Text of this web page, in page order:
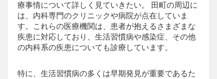
療事情について詳しく見ていきたい。 田町の周辺に
は、内科専門のクリニックや病院が点在していま
す。これらの医療機関は、患者が抱えるさまざまな
疾患に対応しており、生活習慣病や感染症、その他
の内科系の疾患についても診療しています。
特に、生活習慣病の多くは早期発見が重要であるた